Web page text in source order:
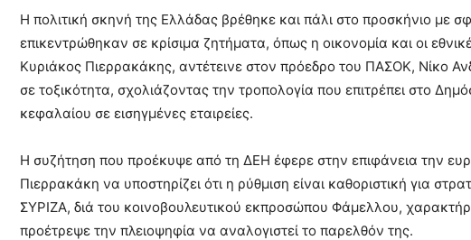
Η πολιτική σκηνή της Ελλάδας βρέθηκε και πάλι στο προσκήνιο με
επικεντρώθηκαν σε κρίσιμα ζητήματα, όπως η οικονομία και οι
Κυριάκος Πιερρακάκης, αντέτεινε στον πρόεδρο του ΠΑΣΟΚ, Νίκο
σε τοξικότητα, σχολιάζοντας την τροπολογία που επιτρέπει στο
κεφαλαίου σε εισηγμένες εταιρείες.
Η συζήτηση που προέκυψε από τη ΔΕΗ έφερε στην επιφάνεια την
Πιερρακάκη να υποστηρίζει ότι η ρύθμιση είναι καθοριστική για
ΣΥΡΙΖΑ, διά του κοινοβουλευτικού εκπροσώπου Φάμελλου,
προέτρεψε την πλειοψηφία να αναλογιστεί το παρελθόν της.